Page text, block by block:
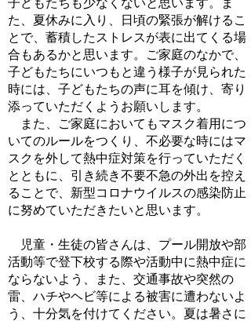
た、夏休みに入り、日頃の緊張が解けるこ
とで、蓄積したストレスが表に出てくる場
合もあるかと思います。ご家庭のなかで、
子どもたちにいつもと違う様子が見られた
時には、子どもたちの声に耳を傾け、寄り
添っていただくようお願いします。
また、ご家庭においてもマスク着用につ
いてのルールをつくり、不必要な時にはマ
スクを外して熱中症対策を行っていただく
とともに、引き続き不要不急の外出を控え
ることで、新型コロナウイルスの感染防止
に努めていただきたいと思います。
児童・生徒の皆さんは、プール開放や部
活動等で登下校する際や活動中に熱中症に
ならないよう、また、交通事故や突然の
雷、ハチやヘビ等による被害に遭わないよ
う、十分気を付けてください。夏は暑さに